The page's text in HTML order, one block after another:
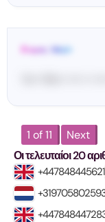
From: Wol•
1 of 11
Next
Οι τελευταίοι 20
+447848445621